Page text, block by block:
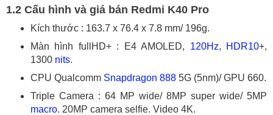
1.2 Cấu hình và giá bán Redmi K40 Pro
Kích thước : 163.7 x 76.4 x 7.8 mm/ 196g.
Màn hình fullHD+ : E4 AMOLED, 120Hz, HDR10+,
1300 nits.
CPU Qualcomm Snapdragon 888 5G (5nm)/ GPU 660.
Triple Camera : 64 MP wide/ 8MP super wide/ 5MP
macro. 20MP camera selfie. Video 4K.